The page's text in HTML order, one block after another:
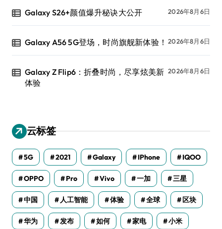
Galaxy S26+颜值爆升秘诀大公开 2026年8月6日
Galaxy A56 5G登场，时尚旗舰新体验！ 2026年8月6日
Galaxy Z Flip6：折叠时尚，尽享炫美新
体验
2026年8月6日
云标签
5G 2021 Galaxy IPhone IQOO
OPPO Pro Vivo 一加 三星
中国 人工智能 体验 全球 区块
华为 发布 如何 家电 小米